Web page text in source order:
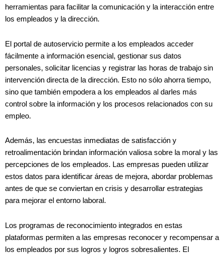
herramientas para facilitar la comunicación y la interacción entre
los empleados y la dirección.
El portal de autoservicio permite a los empleados acceder
fácilmente a información esencial, gestionar sus datos
personales, solicitar licencias y registrar las horas de trabajo sin
intervención directa de la dirección. Esto no sólo ahorra tiempo,
sino que también empodera a los empleados al darles más
control sobre la información y los procesos relacionados con su
empleo.
Además, las encuestas inmediatas de satisfacción y
retroalimentación brindan información valiosa sobre la moral y las
percepciones de los empleados. Las empresas pueden utilizar
estos datos para identificar áreas de mejora, abordar problemas
antes de que se conviertan en crisis y desarrollar estrategias
para mejorar el entorno laboral.
Los programas de reconocimiento integrados en estas
plataformas permiten a las empresas reconocer y recompensar a
los empleados por sus logros y logros sobresalientes. El